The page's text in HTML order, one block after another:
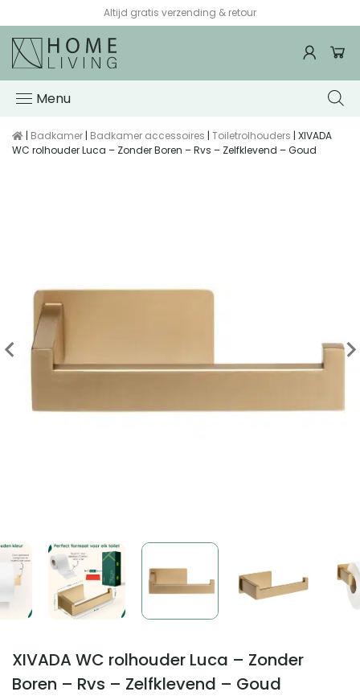
Altijd gratis verzending & retour
Menu
| Badkamer | Badkamer accessoires | Toiletrolhouders | XIVADA
WC rolhouder Luca – Zonder Boren – Rvs – Zelfklevend – Goud
XIVADA WC rolhouder Luca – Zonder
Boren – Rvs – Zelfklevend – Goud